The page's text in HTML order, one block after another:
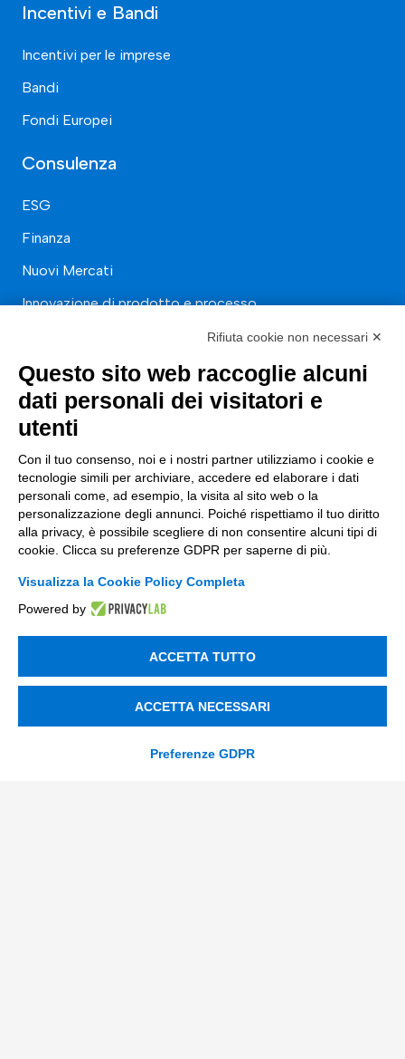
Incentivi e Bandi
Incentivi per le imprese
Bandi
Fondi Europei
Consulenza
ESG
Finanza
Nuovi Mercati
Innovazione di prodotto e processo
Data & BI
Trasformazione Digitale
Compliance Normativa Integrata
Soluzioni Digitali
Smart Factory
Supply Chain
Soluzioni Custom
Soluzioni AI
Contacts
Rifiuta cookie non necessari ✕
Questo sito web raccoglie alcuni
dati personali dei visitatori e
utenti
Con il tuo consenso, noi e i nostri partner utilizziamo i cookie e
tecnologie simili per archiviare, accedere ed elaborare i dati
personali come, ad esempio, la visita al sito web o la
personalizzazione degli annunci. Poiché rispettiamo il tuo diritto
alla privacy, è possibile scegliere di non consentire alcuni tipi di
cookie. Clicca su preferenze GDPR per saperne di più.
Visualizza la Cookie Policy Completa
Powered by
ACCETTA TUTTO
ACCETTA NECESSARI
Preferenze GDPR